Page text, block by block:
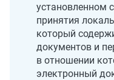
установленном
принятия
который
документов и
в отношении
электронный